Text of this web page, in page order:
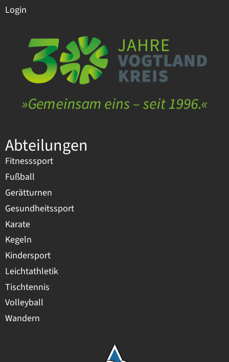
Abteilungen
Fitnesssport
Fußball
Gerätturnen
Gesundheitssport
Karate
Kegeln
Kindersport
Leichtathletik
Tischtennis
Volleyball
Wandern
Login